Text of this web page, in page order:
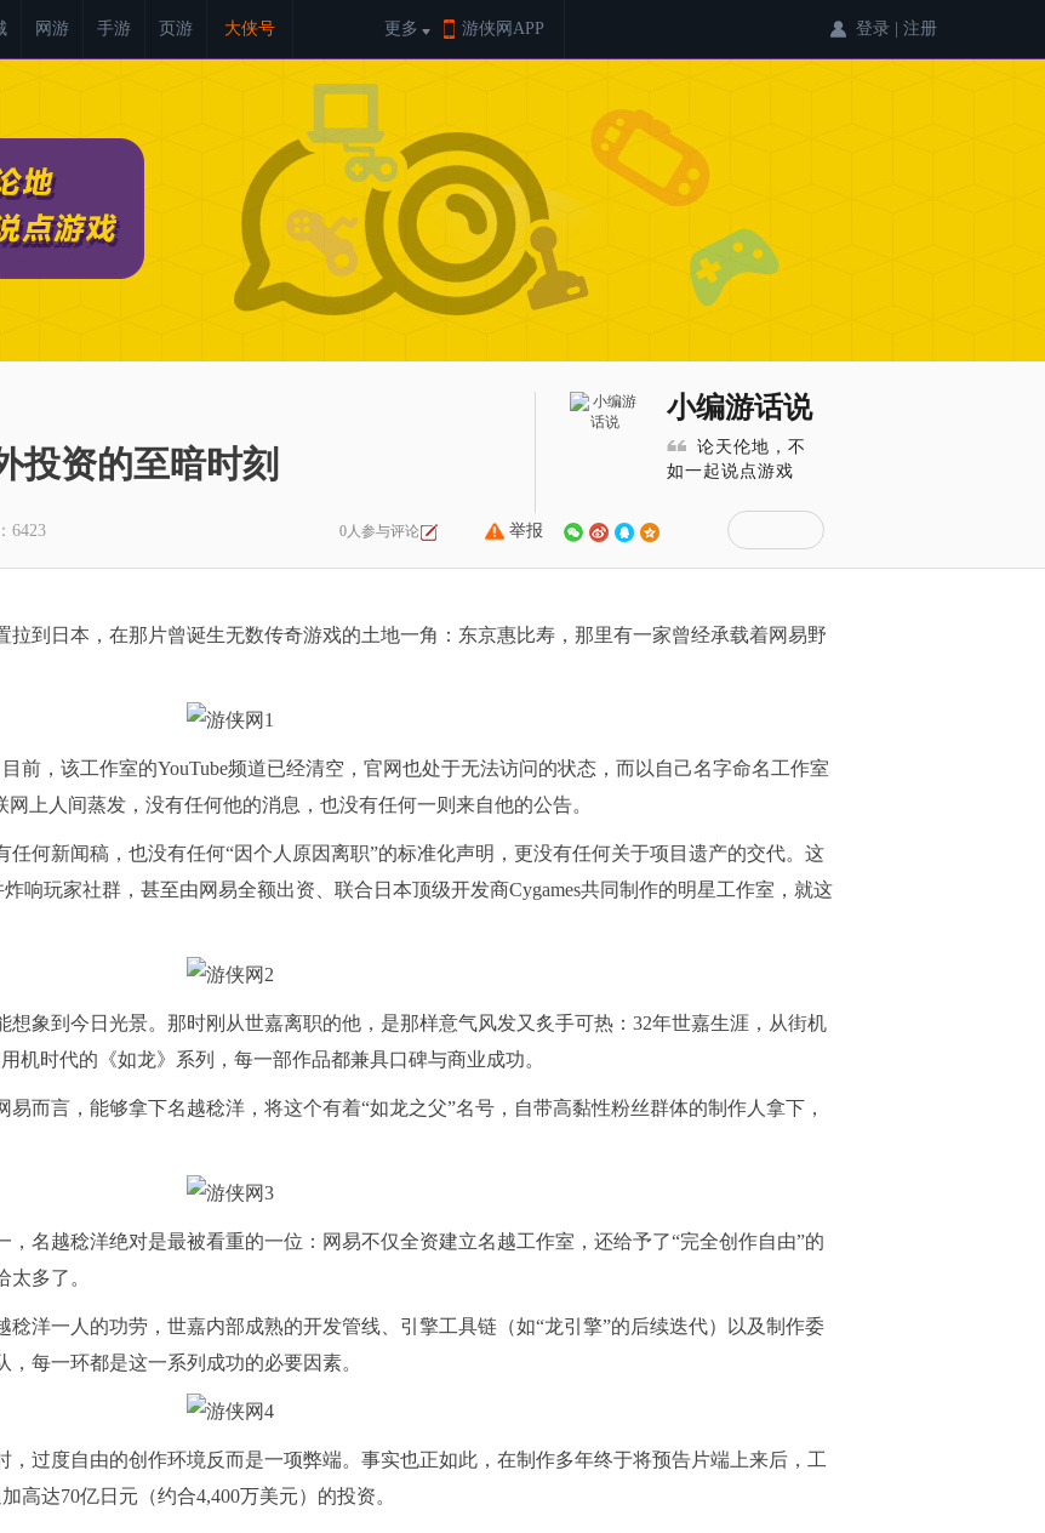
网游 手游 页游 大侠号 更多 游侠网APP 登录 | 注册
小编游话说
论天伦地，不
如一起说点游戏
投资的至暗时刻
6423 0人参与评论 举报
日本，在那片曾诞生无数传奇游戏的土地一角：东京惠比寿，那里有一家曾经承载着网易野
，该工作室的YouTube频道已经清空，官网也处于无法访问的状态，而以自己名字命名工作室
上人间蒸发，没有任何他的消息，也没有任何一则来自他的公告。
新闻稿，也没有任何“因个人原因离职”的标准化声明，更没有任何关于项目遗产的交代。这
响玩家社群，甚至由网易全额出资、联合日本顶级开发商Cygames共同制作的明星工作室，就这
到今日光景。那时刚从世嘉离职的他，是那样意气风发又炙手可热：32年世嘉生涯，从街机
机时代的《如龙》系列，每一部作品都兼具口碑与商业成功。
言，能够拿下名越稔洋，将这个有着“如龙之父”名号，自带高黏性粉丝群体的制作人拿下，
越稔洋绝对是最被看重的一位：网易不仅全资建立名越工作室，还给予了“完全创作自由”的
多了。
一人的功劳，世嘉内部成熟的开发管线、引擎工具链（如“龙引擎”的后续迭代）以及制作委
每一环都是这一系列成功的必要因素。
度自由的创作环境反而是一项弊端。事实也正如此，在制作多年终于将预告片端上来后，工
高达70亿日元（约合4,400万美元）的投资。